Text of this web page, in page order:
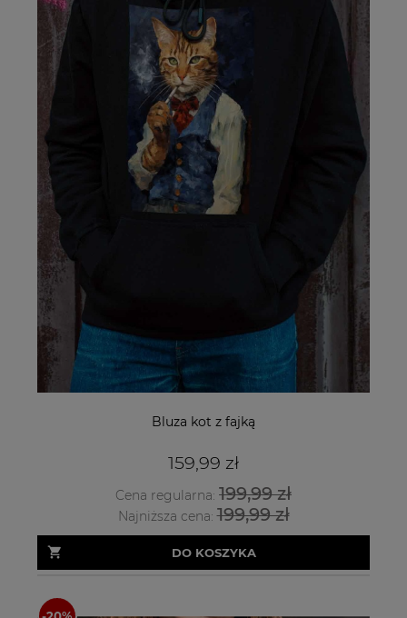
Bluza kot z fajką
159,99 zł
Cena regularna: 199,99 zł
Najniższa cena:199,99 zł
DO KOSZYKA